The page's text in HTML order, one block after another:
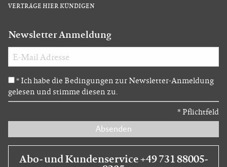
VERTRÄGE HIER KÜNDIGEN
Newsletter Anmeldung
* Ich habe die Bedingungen zur Newsletter-Anmeldung
gelesen und stimme diesen zu.
* Pflichtfeld
Absenden
Abo- und Kundenservice +49 731 88005-